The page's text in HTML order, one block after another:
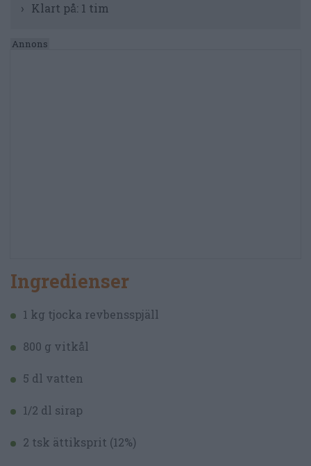
Klart på: 1 tim
Ingredienser
1 kg tjocka revbensspjäll
800 g vitkål
5 dl vatten
1/2 dl sirap
2 tsk ättiksprit (12%)